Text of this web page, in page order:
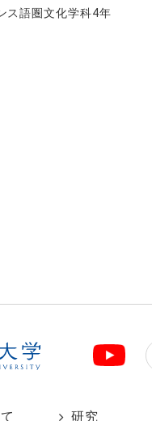
ス語圏文化学科4年
研究